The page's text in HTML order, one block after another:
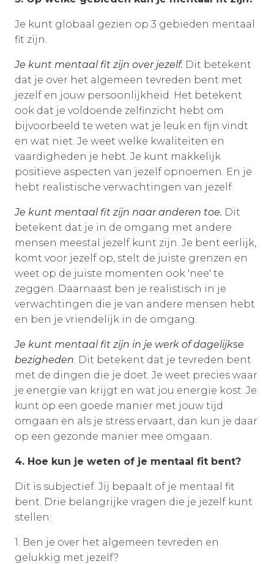
Je kunt globaal gezien op 3 gebieden mentaal
fit zijn.
Je kunt mentaal fit zijn over jezelf. Dit betekent
dat je over het algemeen tevreden bent met
jezelf en jouw persoonlijkheid. Het betekent
ook dat je voldoende zelfinzicht hebt om
bijvoorbeeld te weten wat je leuk en fijn vindt
en wat niet. Je weet welke kwaliteiten en
vaardigheden je hebt. Je kunt makkelijk
positieve aspecten van jezelf opnoemen. En je
hebt realistische verwachtingen van jezelf.
Je kunt mentaal fit zijn naar anderen toe. Dit
betekent dat je in de omgang met andere
mensen meestal jezelf kunt zijn. Je bent eerlijk,
komt voor jezelf op, stelt de juiste grenzen en
weet op de juiste momenten ook 'nee' te
zeggen. Daarnaast ben je realistisch in je
verwachtingen die je van andere mensen hebt
en ben je vriendelijk in de omgang.
Je kunt mentaal fit zijn in je werk of dagelijkse
bezigheden . Dit betekent dat je tevreden bent
met de dingen die je doet. Je weet precies waar
je energie van krijgt en wat jou energie kost. Je
kunt op een goede manier met jouw tijd
omgaan en als je stress ervaart, dan kun je daar
op een gezonde manier mee omgaan.
4. Hoe kun je weten of je mentaal fit bent?
Dit is subjectief. Jij bepaalt of je mentaal fit
bent. Drie belangrijke vragen die je jezelf kunt
stellen:
1. Ben je over het algemeen tevreden en
gelukkig met jezelf?